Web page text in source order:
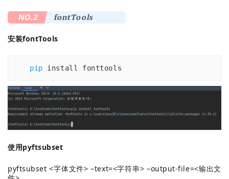
NO.2 fontTools
安装fontTools
pip install fonttools
使用pyftsubset
pyftsubset <字体文件> –text=<字符串> –output-file=<输出文